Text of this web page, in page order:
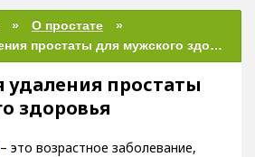
О простате
Последствия удаления простаты для мужского здоровья
удаления простаты
здоровья
– это возрастное заболевание,